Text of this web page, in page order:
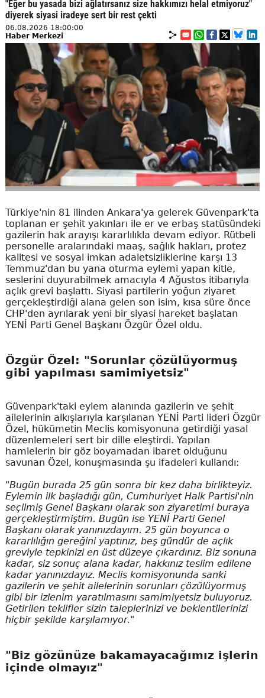
"Eğer bu yasada bizi ağlatırsanız size hakkımızı helal etmiyoruz"
diyerek siyasi iradeye sert bir rest çekti
06.08.2026 18:00:00
Haber Merkezi
Türkiye'nin 81 ilinden Ankara'ya gelerek Güvenpark'ta
toplanan er şehit yakınları ile er ve erbaş statüsündeki
gazilerin hak arayışı kararlılıkla devam ediyor. Rütbeli
personelle aralarındaki maaş, sağlık hakları, protez
kalitesi ve sosyal imkan adaletsizliklerine karşı 13
Temmuz'dan bu yana oturma eylemi yapan kitle,
seslerini duyurabilmek amacıyla 4 Ağustos itibarıyla
açlık grevi başlattı. Siyasi partilerin yoğun ziyaret
gerçekleştirdiği alana gelen son isim, kısa süre önce
CHP'den ayrılarak yeni bir siyasi hareket başlatan
YENİ Parti Genel Başkanı Özgür Özel oldu.
Özgür Özel: "Sorunlar çözülüyormuş
gibi yapılması samimiyetsiz"
Güvenpark'taki eylem alanında gazilerin ve şehit
ailelerinin alkışlarıyla karşılanan YENİ Parti lideri Özgür
Özel, hükümetin Meclis komisyonuna getirdiği yasal
düzenlemeleri sert bir dille eleştirdi. Yapılan
hamlelerin bir göz boyamadan ibaret olduğunu
savunan Özel, konuşmasında şu ifadeleri kullandı:
"Bugün burada 25 gün sonra bir kez daha birlikteyiz.
Eylemin ilk başladığı gün, Cumhuriyet Halk Partisi'nin
seçilmiş Genel Başkanı olarak son ziyaretimi buraya
gerçekleştirmiştim. Bugün ise YENİ Parti Genel
Başkanı olarak yanınızdayım. 25 gün boyunca o
kararlılığın gereğini yaptınız, beş gündür de açlık
greviyle tepkinizi en üst düzeye çıkardınız. Biz sonuna
kadar, siz sonuç alana kadar, hakkınız teslim edilene
kadar yanınızdayız. Meclis komisyonunda sanki
gazilerin ve şehit ailelerinin sorunları çözülüyormuş
gibi bir izlenim yaratılmasını samimiyetsiz buluyoruz.
Getirilen teklifler sizin taleplerinizi ve beklentilerinizi
hiçbir şekilde karşılamıyor."
"Biz gözünüze bakamayacağımız işlerin
içinde olmayız"